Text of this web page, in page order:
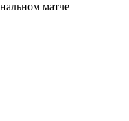
матче